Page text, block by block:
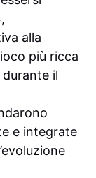
,
alla
più ricca
il
e integrate